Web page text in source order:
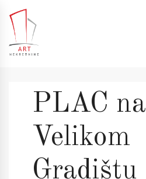
PLAC na
Velikom
Gradištu